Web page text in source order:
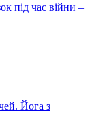
під час війни –
Йога з